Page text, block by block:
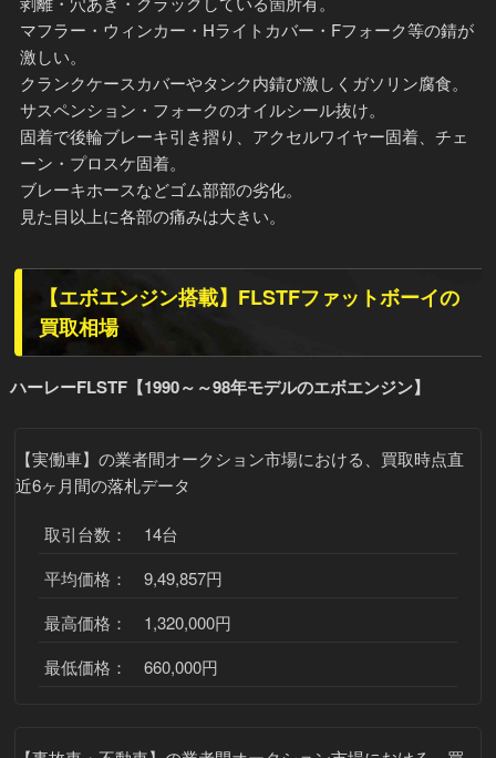
マフラー・ウィンカー・Hライトカバー・Fフォーク等の錆が
激しい。
クランクケースカバーやタンク内錆び激しくガソリン腐食。
サスペンション・フォークのオイルシール抜け。
固着で後輪ブレーキ引き摺り、アクセルワイヤー固着、チェ
ーン・プロスケ固着。
ブレーキホースなどゴム部部の劣化。
見た目以上に各部の痛みは大きい。
【エボエンジン搭載】FLSTFファットボーイの
買取相場
ハーレーFLSTF【1990～～98年モデルのエボエンジン】
【実働車】の業者間オークション市場における、買取時点直
近6ヶ月間の落札データ
取引台数： 14台
平均価格： 9,49,857円
最高価格： 1,320,000円
最低価格： 660,000円